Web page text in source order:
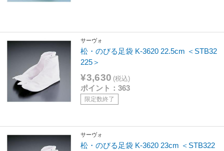
サーヴォ
松・のびる足袋 K-3620 22.5cm ＜STB32
225＞
¥3,630 (税込)
ポイント：363
限定数終了
サーヴォ
松・のびる足袋 K-3620 23cm ＜STB322